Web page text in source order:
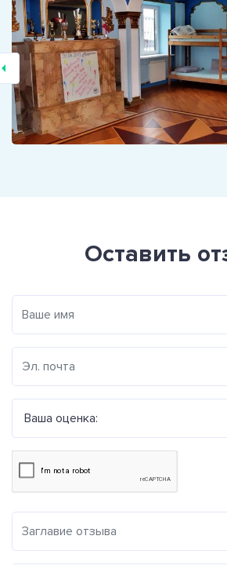
Оставить
Ваша оценка: